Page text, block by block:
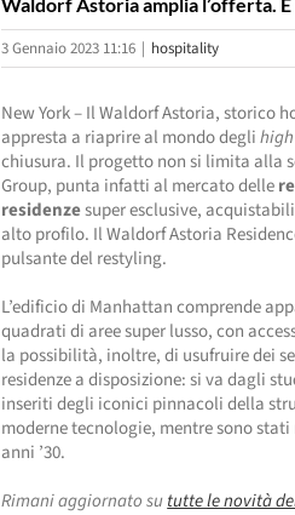
3 Gennaio 2023 11:16 | hospitality
New York – Il Waldorf Astoria, storico
appresta a riaprire al mondo degli
chiusura. Il progetto non si limita alla
Group, punta infatti al mercato delle
residenzesuper esclusive,
alto profilo. Il Waldorf Astoria
pulsante del restyling.
L’edificio di Manhattan comprende
quadrati di aree super lusso, con
la possibilità, inoltre, di usufruire dei
residenze a disposizione: si va dagli
inseriti degli iconici pinnacoli della
moderne tecnologie, mentre sono
anni ’30.
Rimani aggiornato sututte le novità